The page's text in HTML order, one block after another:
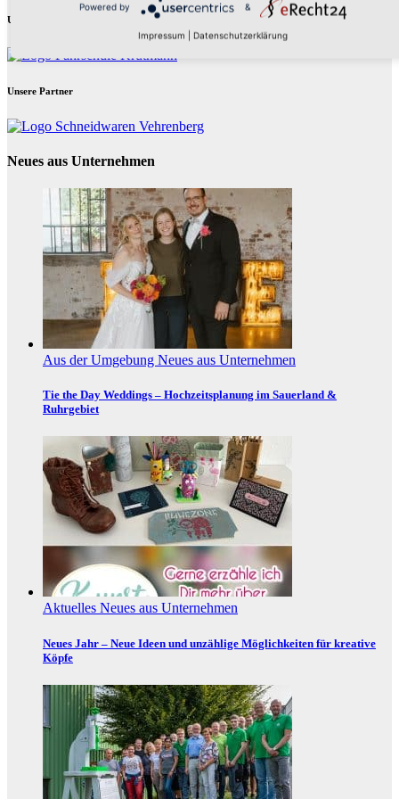
Unsere Partner
Unsere Partner
Neues aus Unternehmen
Aus der Umgebung Neues aus Unternehmen
Tie the Day Weddings – Hochzeitsplanung im Sauerland &
Ruhrgebiet
Aktuelles Neues aus Unternehmen
Neues Jahr – Neue Ideen und unzählige Möglichkeiten für kreative
Köpfe
Powered by &
Impressum | Datenschutzerklärung